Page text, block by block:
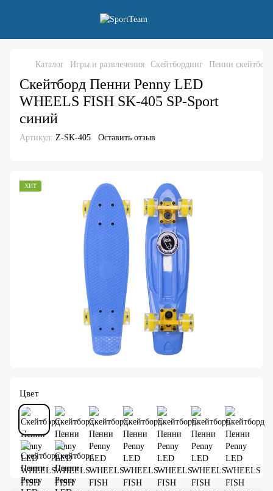
Каталог Игры и развлечения Скейтбординг Пенни
Скейтборд Пенни Penny LED
WHEELS FISH SK-405 SP-Sport
синий
Артикул: Z-SK-405 Оставить отзыв
ХИТ
Цвет